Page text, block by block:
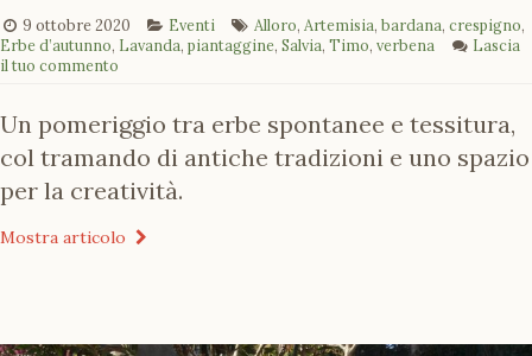
9 ottobre 2020 Eventi Alloro, Artemisia, bardana, crespigno,
Erbe d’autunno, Lavanda, piantaggine, Salvia, Timo, verbena
Lascia
il tuo commento
Un pomeriggio tra erbe spontanee e tessitura,
col tramando di antiche tradizioni e uno spazio
per la creatività.
Mostra articolo